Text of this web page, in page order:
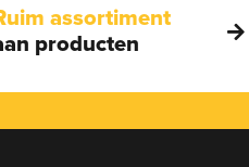
assortiment
producten